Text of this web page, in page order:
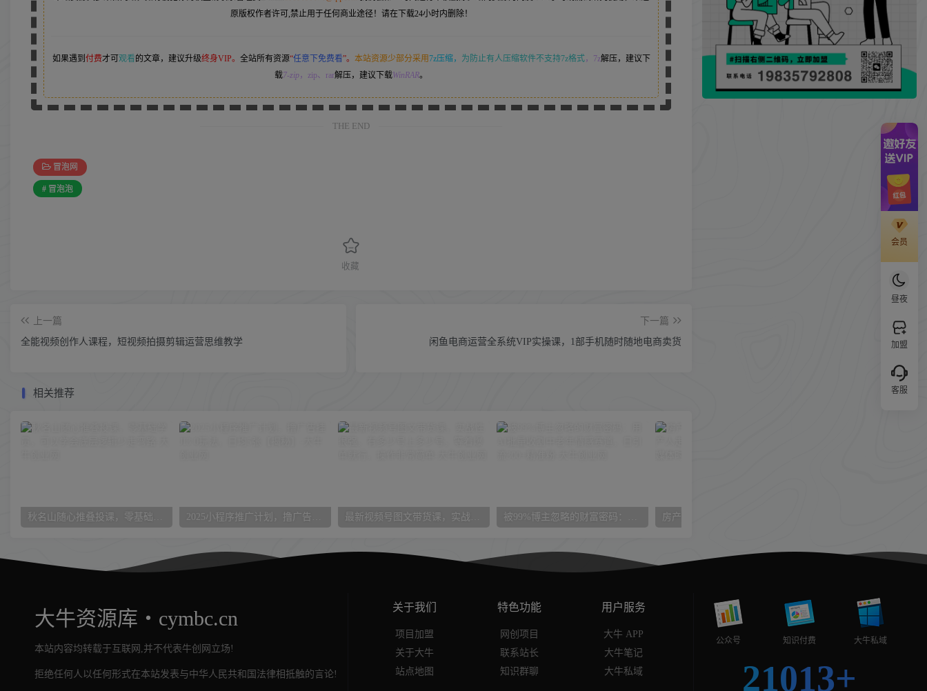
会员
昼夜
加盟
客服
原版权作者许可,禁止用于任何商业途径！请在下载24小时内删除！
如果遇到 付费才可观看的文章，建议升级终身VIP。 全站所有资源“任意下免费看”。 本站资源少部分采用7z压缩， 为防止有人压缩软件不支持7z格式，7z解压，建议下
载7-zip，zip、rar解压，建议下载WinRAR。
THE END
冒泡网
# 冒泡泡
收藏
上一篇
全能视频创作人课程，短视频拍摄剪辑运营思维教学
下一篇
闲鱼电商运营全系统VIP实操课，1部手机随时随地电商卖货
相关推荐
大牛资源库・cymbc.cn
本站内容均转载于互联网,并不代表牛创网立场!
拒绝任何人以任何形式在本站发表与中华人民共和国法律相抵触的言论!
关于我们
项目加盟
关于大牛
站点地图
特色功能
网创项目
联系站长
知识群聊
用户服务
大牛 APP
大牛笔记
大牛私域
公众号 知识付费 大牛私域
21013+